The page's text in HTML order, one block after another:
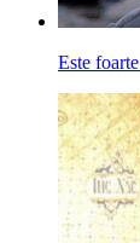
Este